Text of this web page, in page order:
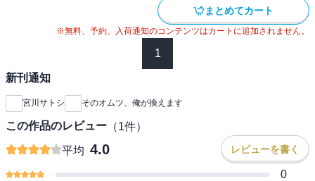
まとめてカート
※無料、予約、入荷通知のコンテンツはカートに追加されません。
1
新刊通知
宮川サトシ そのオムツ、俺が換えます
この作品のレビュー （1件）
平均 4.0 レビューを書く
0